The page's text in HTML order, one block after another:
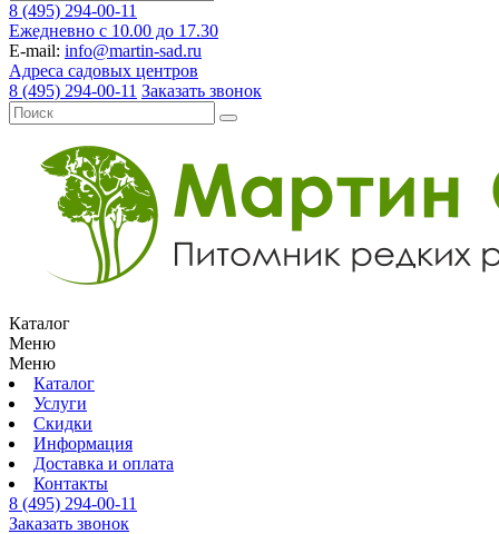
8 (495) 294-00-11
Ежедневно с 10.00 до 17.30
E-mail: info@martin-sad.ru
Адреса садовых центров
8 (495) 294-00-11 Заказать звонок
Каталог
Меню
Меню
Каталог
Услуги
Скидки
Информация
Доставка и оплата
Контакты
8 (495) 294-00-11
Заказать звонок